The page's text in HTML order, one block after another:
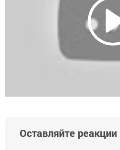
Оставляйте реакции